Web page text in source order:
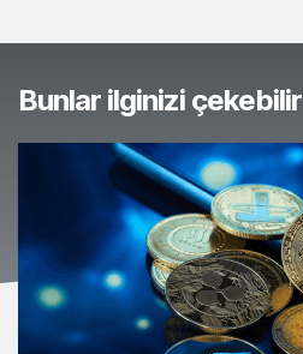
Bunlar ilginizi çekebilir